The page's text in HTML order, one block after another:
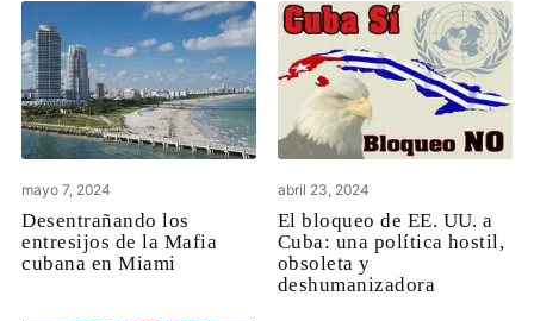
mayo 7, 2024
Desentrañando los
entresijos de la Mafia
cubana en Miami
abril 23, 2024
El bloqueo de EE. UU. a
Cuba: una política hostil,
obsoleta y
deshumanizadora